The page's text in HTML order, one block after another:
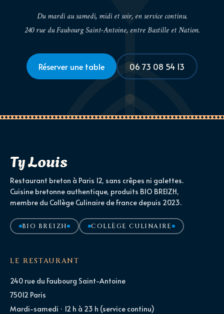
Du mardi au samedi, midi et soir, en service continu.
240 rue du Faubourg Saint-Antoine, entre Bastille et Nation.
Réserver une table 06 73 08 54 13
Ty Louis
Restaurant breton à Paris 12, sans crêpes ni galettes.
Cuisine bretonne authentique, produits BIO BREIZH,
membre du Collège Culinaire de France depuis 2023.
BIO BREIZH COLLÈGE CULINAIRE
LE RESTAURANT
240 rue du Faubourg Saint-Antoine
75012 Paris
Mardi-samedi · 12 h à 23 h (service continu)